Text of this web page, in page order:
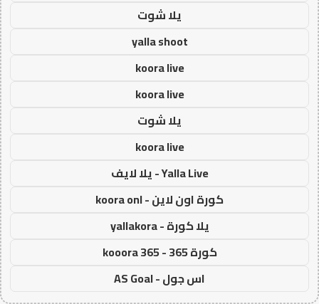
يلا شوت
yalla shoot
koora live
koora live
يلا شوت
koora live
Yalla Live - يلا لايف
كورة اون لاين - koora onl
يلا كورة - yallakora
كورة 365 - kooora 365
اس جول - AS Goal